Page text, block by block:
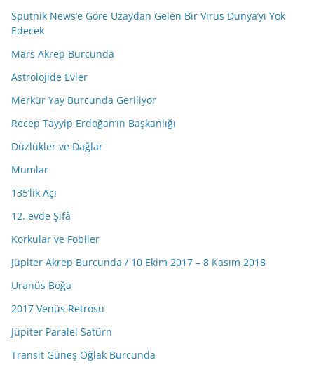
Sputnik News’e Göre Uzaydan Gelen Bir Virüs Dünya’yı Yok
Edecek
Mars Akrep Burcunda
Astrolojide Evler
Merkür Yay Burcunda Geriliyor
Recep Tayyip Erdoğan’ın Başkanlığı
Düzlükler ve Dağlar
Mumlar
135’lik Açı
12. evde Şifâ
Korkular ve Fobiler
Jüpiter Akrep Burcunda / 10 Ekim 2017 – 8 Kasım 2018
Uranüs Boğa
2017 Venüs Retrosu
Jüpiter Paralel Satürn
Transit Güneş Oğlak Burcunda